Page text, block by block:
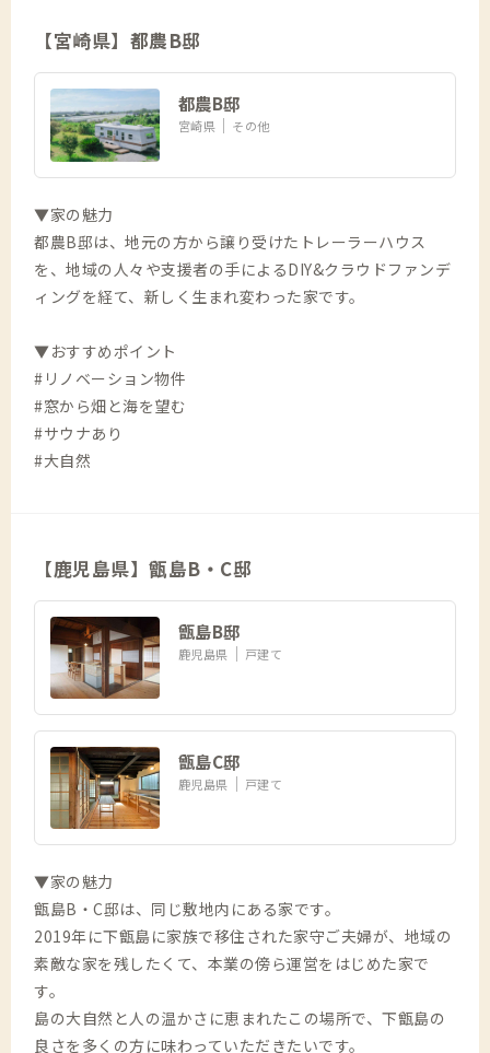
【宮崎県】都農B邸
都農B邸
宮崎県 その他
▼家の魅力
都農B邸は、地元の方から譲り受けたトレーラーハウス
を、地域の人々や支援者の手によるDIY&クラウドファンデ
ィングを経て、新しく生まれ変わった家です。
▼おすすめポイント
#リノベーション物件
#窓から畑と海を望む
#サウナあり
#大自然
【鹿児島県】甑島B・C邸
甑島B邸
鹿児島県 戸建て
甑島C邸
鹿児島県 戸建て
▼家の魅力
甑島B・C邸は、同じ敷地内にある家です。
2019年に下甑島に家族で移住された家守ご夫婦が、地域の
素敵な家を残したくて、本業の傍ら運営をはじめた家で
す。
島の大自然と人の温かさに恵まれたこの場所で、下甑島の
良さを多くの方に味わっていただきたいです。